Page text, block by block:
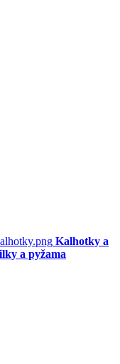
Kalhotky a
a pyžama